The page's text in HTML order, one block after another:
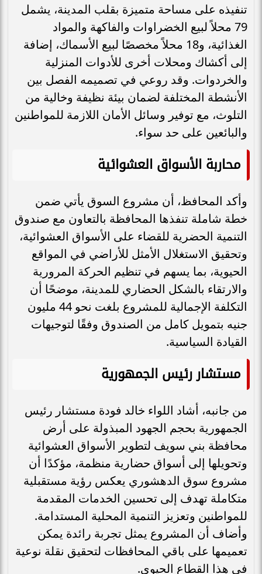
تنفيذه على مساحة متميزة بقلب المدينة، يشمل
79 محلاً لبيع الخضراوات والفاكهة والمواد
الغذائية، و18 محلاً مخصصًا لبيع الأسماك، إضافة
إلى أكشاك ومحلات أخرى للأدوات المنزلية
والخردوات. وقد روعي في تصميمه الفصل بين
الأنشطة المختلفة لضمان بيئة نظيفة وخالية من
التلوث، مع توفير وسائل الأمان اللازمة للمواطنين
والبائعين على حد سواء.
محاربة الأسواق العشوائية
وأكد المحافظ، أن مشروع السوق يأتي ضمن
خطة شاملة تنفذها المحافظة بالتعاون مع صندوق
التنمية الحضرية للقضاء على الأسواق العشوائية،
وتحقيق الاستغلال الأمثل للأراضي في المواقع
الحيوية، بما يسهم في تنظيم الحركة المرورية
والارتقاء بالشكل الحضاري للمدينة، موضحًا أن
التكلفة الإجمالية للمشروع بلغت نحو 44 مليون
جنيه بتمويل كامل من الصندوق وفقًا لتوجيهات
القيادة السياسية.
مستشار رئيس الجمهورية
من جانبه، أشاد اللواء خالد فودة مستشار رئيس
الجمهورية بحجم الجهود المبذولة على أرض
محافظة بني سويف لتطوير الأسواق العشوائية
وتحويلها إلى أسواق حضارية منظمة، مؤكدًا أن
مشروع سوق الدهشوري يعكس رؤية مستقبلية
متكاملة تهدف إلى تحسين الخدمات المقدمة
للمواطنين وتعزيز التنمية المحلية المستدامة.
وأضاف أن المشروع يمثل تجربة رائدة يمكن
تعميمها على باقي المحافظات لتحقيق نقلة نوعية
في هذا القطاع الحيوي.